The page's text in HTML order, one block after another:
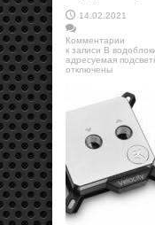
14.02.2021
Комментарии
к записи В
адресуемая
отключены